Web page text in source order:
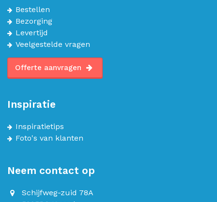
Bestellen
Bezorging
Levertijd
Veelgestelde vragen
Offerte aanvragen
Inspiratie
Inspiratietips
Foto's van klanten
Neem contact op
Schijfweg-zuid 78A